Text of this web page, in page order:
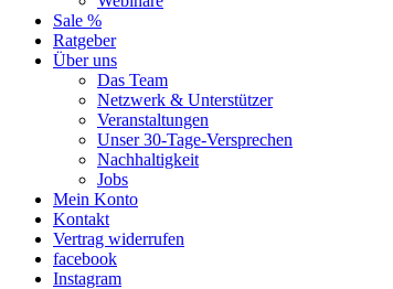
Sale %
Ratgeber
Über uns
Das Team
Netzwerk & Unterstützer
Veranstaltungen
Unser 30-Tage-Versprechen
Nachhaltigkeit
Jobs
Mein Konto
Kontakt
Vertrag widerrufen
facebook
Instagram